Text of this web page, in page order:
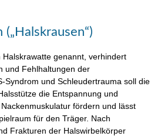
Halskrawatte genannt, verhindert
und Fehlhaltungen der
Syndrom und Schleudertrauma soll die
die Entspannung und
fördern und lässt
für den Träger. Nach
Frakturen der Halswirbelkörper